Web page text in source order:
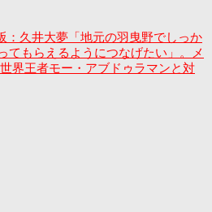
：久井大夢「地元の羽曳野でしっか
てもらえるようにつなげたい」。メ
界王者モー・アブドゥラマンと対